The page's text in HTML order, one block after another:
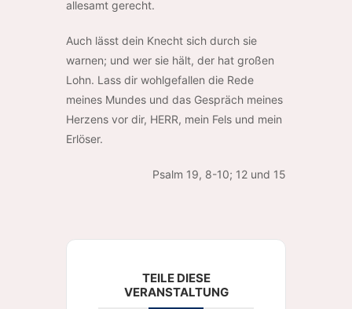
allesamt gerecht.
Auch lässt dein Knecht sich durch sie
warnen; und wer sie hält, der hat großen
Lohn. Lass dir wohlgefallen die Rede
meines Mundes und das Gespräch meines
Herzens vor dir, HERR, mein Fels und mein
Erlöser.
Psalm 19, 8-10; 12 und 15
TEILE DIESE
VERANSTALTUNG